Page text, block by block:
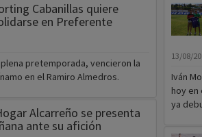
Cabanillas quiere
en Preferente
pretemporada, vencieron la
en el Ramiro Almedros.
Alcarreño se presenta
ante su afición
13/08/
Iván
hoy en
ya